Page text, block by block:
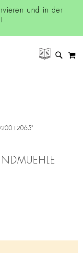
und in der
SUCHE